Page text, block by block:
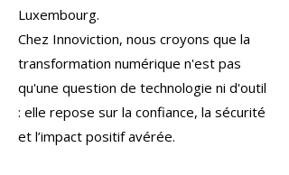
Luxembourg.
Chez Innoviction, nous croyons que la
transformation numérique n'est pas
qu'une question de technologie ni d'outil
: elle repose sur la confiance, la sécurité
et l’impact positif avérée.